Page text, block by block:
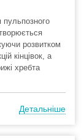
розвитком
кінцівок, а
хребта
Детальніше